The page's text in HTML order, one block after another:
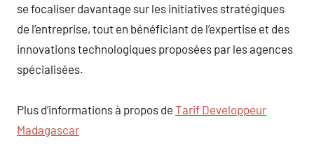
se focaliser davantage sur les initiatives stratégiques
de l’entreprise, tout en bénéficiant de l’expertise et des
innovations technologiques proposées par les agences
spécialisées.
Plus d’informations à propos de Tarif Developpeur
Madagascar